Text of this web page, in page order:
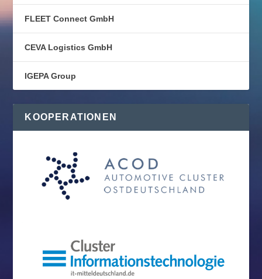
FLEET Connect GmbH
CEVA Logistics GmbH
IGEPA Group
KOOPERATIONEN